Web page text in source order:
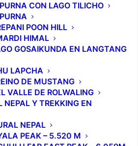
CON LAGO TILICHO
POON HILL
HIMAL
GOSAIKUNDA EN LANGTANG
LAPCHA
DE MUSTANG
VALLE DE ROLWALING
NEPAL Y TREKKING EN
NEPAL
PEAK – 5.520 M